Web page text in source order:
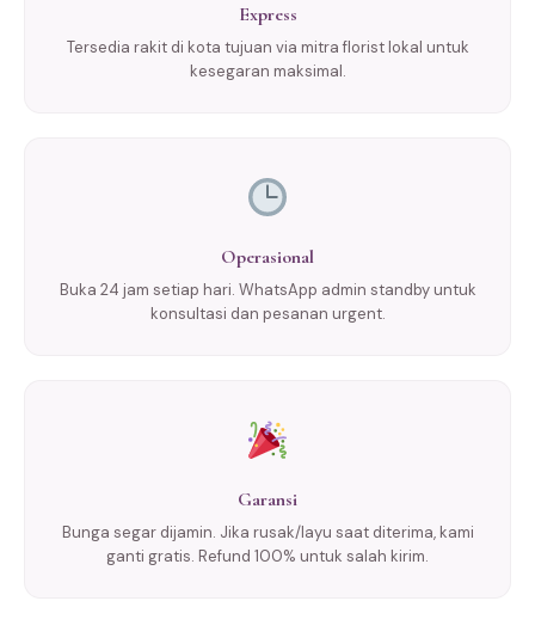
Express
Tersedia rakit di kota tujuan via mitra florist lokal untuk
kesegaran maksimal.
Operasional
Buka 24 jam setiap hari. WhatsApp admin standby untuk
konsultasi dan pesanan urgent.
Garansi
Bunga segar dijamin. Jika rusak/layu saat diterima, kami
ganti gratis. Refund 100% untuk salah kirim.